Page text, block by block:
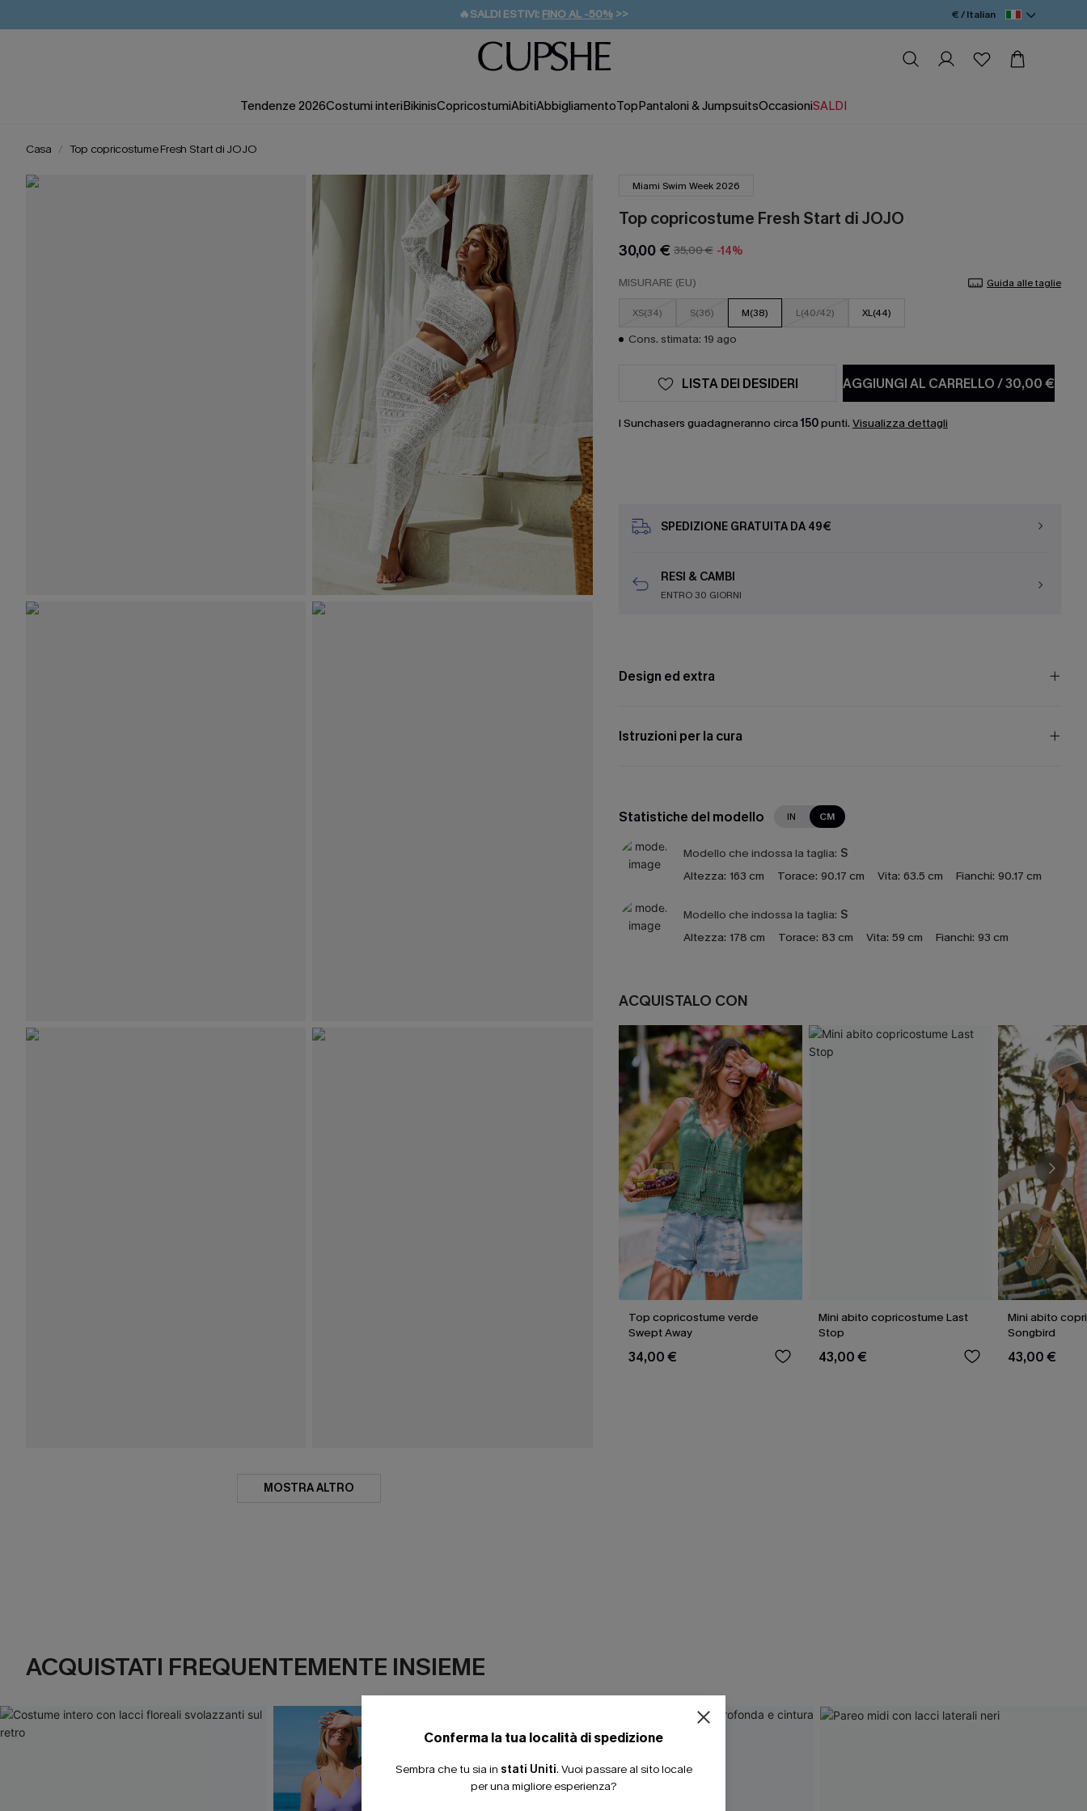
🔥SALDI ESTIVI: FINO AL -50% >>
🚚SPEDIZIONE GRATUITA DA 49€
💌REGALO PER I NUOVI: 20% DI SCONTO*
€ / Italian
Tendenze 2026Costumi interiBikinisCopricostumiAbitiAbbigliamentoTopPantaloni & JumpsuitsOccasioniSALDI
Casa Top copricostume Fresh Start di JOJO
MOSTRA ALTRO
Miami Swim Week 2026
Top copricostume Fresh Start di JOJO
30,00 € 35,00 € -14%
MISURARE (EU) Guida alle taglie
XS(34) S(36) M(38) L(40/42) XL(44)
Cons. stimata: 19 ago
AGGIUNGI AL CARRELLO/30,00 €
LISTA DEI DESIDERI
I Sunchasers guadagneranno circa 150punti. Visualizza dettagli
SPEDIZIONE GRATUITA DA 49€
RESI & CAMBI
ENTRO 30 GIORNI
Design ed extra
Istruzioni per la cura
Statistiche del modello IN CM
Modello che indossa la taglia: S
Altezza: 163 cm Torace: 90.17 cm Vita: 63.5 cm Fianchi: 90.17 cm
Modello che indossa la taglia: S
Altezza: 178 cm Torace: 83 cm Vita: 59 cm Fianchi: 93 cm
ACQUISTALO CON
Top copricostume verde
Swept Away
34,00 €
Mini abito copricostume Last
Stop
43,00 €
Mini abito
Songbird
43,00 €
ACQUISTATI FREQUENTEMENTE INSIEME
Conferma la tua località di spedizione
Sembra che tu sia in stati Uniti. Vuoi passare al sito locale
per una migliore esperienza?
20% DI SCONTO SU 2 O PIÙ ARTICOLI